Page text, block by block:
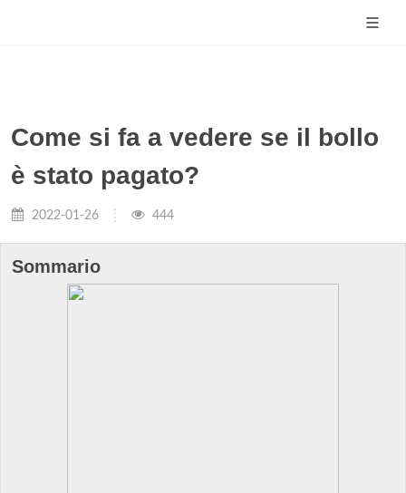
Come si fa a vedere se il bollo
è stato pagato?
2022-01-26 444
Sommario